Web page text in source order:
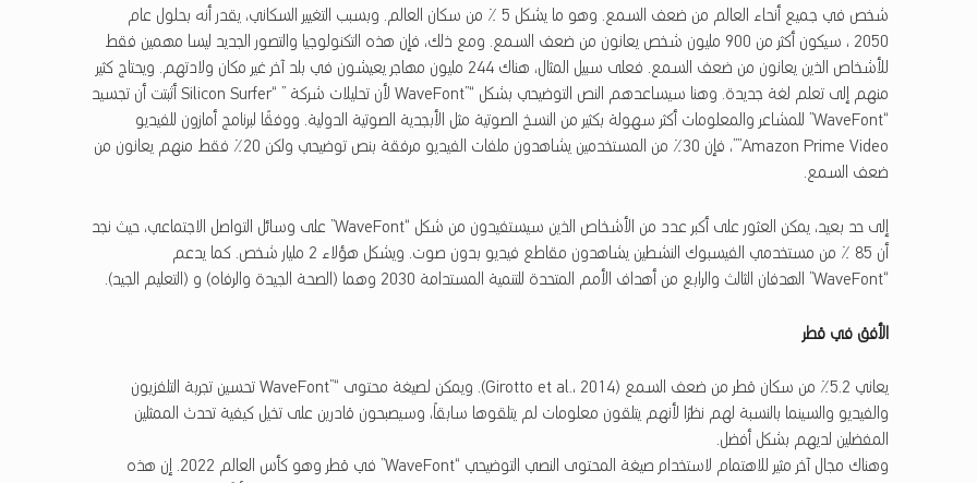
شخص في جميع أنحاء العالم من ضعف السمع. وهو ما يشكل 5 ٪ من سكان العالم. وبسبب التغيير السكاني، يقدر أنه بحلول عام
2050 ، سيكون أكثر من 900 مليون شخص يعانون من ضعف السمع. ومع ذلك، فإن هذه التكنولوجيا والتصور الجديد ليسا مهمين فقط
للأشخاص الذين يعانون من ضعف السمع. فعلى سبيل المثال، هناك 244 مليون مهاجر يعيشون في بلد آخر غير مكان ولادتهم. ويحتاج كثير
منهم إلى تعلم لغة جديدة. وهنا سيساعدهم النص التوضيحي بشكل “”WaveFont لأن تحليلات شركة ” “Silicon Surfer أثبتت أن تجسيد
“WaveFont” للمشاعر والمعلومات أكثر سهولة بكثير من النسخ الصوتية مثل الأبجدية الصوتية الدولية. ووفقًا لبرنامج أمازون للفيديو
Amazon Prime Video””، فإن 30٪ من المستخدمين يشاهدون ملفات الفيديو مرفقة بنص توضيحي ولكن 20٪ فقط منهم يعانون من
ضعف السمع.
إلى حد بعيد، يمكن العثور على أكبر عدد من الأشخاص الذين سيستفيدون من شكل “WaveFont” على وسائل التواصل الاجتماعي، حيث نجد
أن 85 ٪ من مستخدمي الفيسبوك النشطين يشاهدون مقاطع فيديو بدون صوت. ويشكل هؤلاء 2 مليار شخص. كما يدعم
“WaveFont” الهدفان الثالث والرابع من أهداف الأمم المتحدة للتنمية المستدامة 2030 وهما (الصحة الجيدة والرفاه) و (التعليم الجيد).
الأفق في قطر
يعاني 5.2٪ من سكان قطر من ضعف السمع (Girotto et al.، 2014). ويمكن لـصيغة محتوى “”WaveFont تحسين تجربة التلفزيون
والفيديو والسينما بالنسبة لهم نظرًا لأنهم يتلقون معلومات لم يتلقوها سابقاً، وسيصبحون قادرين على تخيل كيفية تحدث الممثلين
المفضلين لديهم بشكل أفضل.
وهناك مجال آخر مثير للاهتمام لاستخدام صيغة المحتوى النصي التوضيحي “WaveFont” في قطر وهو كأس العالم 2022. إن هذه